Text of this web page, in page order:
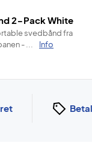
2-Pack White
svedbånd fra
- ...
Info